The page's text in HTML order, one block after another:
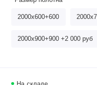
2000x600+600
2000x900+900 +2 000 руб